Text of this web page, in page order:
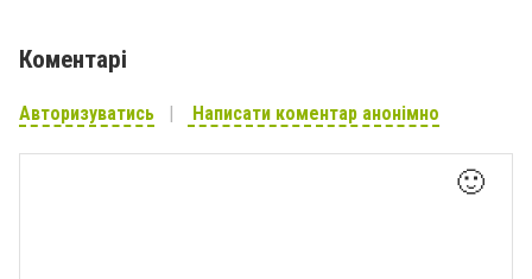
Коментарі
Авторизуватись Написати коментар анонімно
🙂